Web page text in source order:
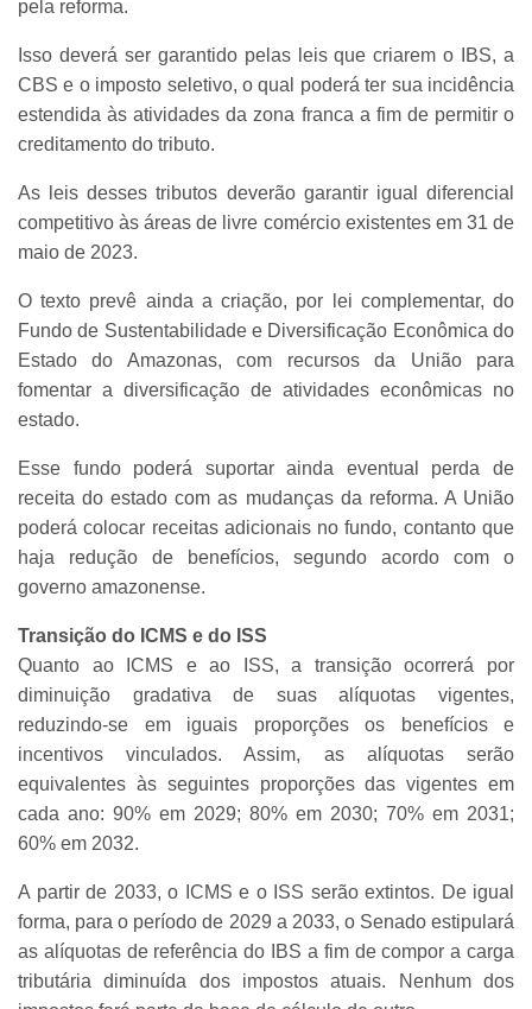
pela reforma.
Isso deverá ser garantido pelas leis que criarem o IBS, a
CBS e o imposto seletivo, o qual poderá ter sua incidência
estendida às atividades da zona franca a fim de permitir o
creditamento do tributo.
As leis desses tributos deverão garantir igual diferencial
competitivo às áreas de livre comércio existentes em 31 de
maio de 2023.
O texto prevê ainda a criação, por lei complementar, do
Fundo de Sustentabilidade e Diversificação Econômica do
Estado do Amazonas, com recursos da União para
fomentar a diversificação de atividades econômicas no
estado.
Esse fundo poderá suportar ainda eventual perda de
receita do estado com as mudanças da reforma. A União
poderá colocar receitas adicionais no fundo, contanto que
haja redução de benefícios, segundo acordo com o
governo amazonense.
Transição do ICMS e do ISS
Quanto ao ICMS e ao ISS, a transição ocorrerá por
diminuição gradativa de suas alíquotas vigentes,
reduzindo-se em iguais proporções os benefícios e
incentivos vinculados. Assim, as alíquotas serão
equivalentes às seguintes proporções das vigentes em
cada ano: 90% em 2029; 80% em 2030; 70% em 2031;
60% em 2032.
A partir de 2033, o ICMS e o ISS serão extintos. De igual
forma, para o período de 2029 a 2033, o Senado estipulará
as alíquotas de referência do IBS a fim de compor a carga
tributária diminuída dos impostos atuais. Nenhum dos